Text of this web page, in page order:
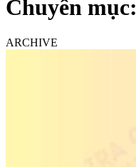
Chuyên mục:
ARCHIVE